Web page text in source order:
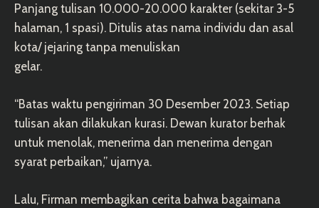
Panjang tulisan 10.000-20.000 karakter (sekitar 3-5
halaman, 1 spasi). Ditulis atas nama individu dan asal
kota/ jejaring tanpa menuliskan
gelar.
“Batas waktu pengiriman 30 Desember 2023. Setiap
tulisan akan dilakukan kurasi. Dewan kurator berhak
untuk menolak, menerima dan menerima dengan
syarat perbaikan,” ujarnya.
Lalu, Firman membagikan cerita bahwa bagaimana